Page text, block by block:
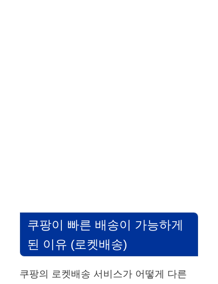
쿠팡이 빠른 배송이 가능하게
된 이유 (로켓배송)
쿠팡의 로켓배송 서비스가 어떻게 다른